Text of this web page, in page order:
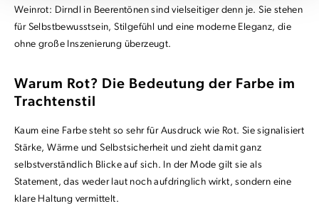
Weinrot: Dirndl in Beerentönen sind vielseitiger denn je. Sie stehen
für Selbstbewusstsein, Stilgefühl und eine moderne Eleganz, die
ohne große Inszenierung überzeugt.
Warum Rot? Die Bedeutung der Farbe im
Trachtenstil
Kaum eine Farbe steht so sehr für Ausdruck wie Rot. Sie signalisiert
Stärke, Wärme und Selbstsicherheit und zieht damit ganz
selbstverständlich Blicke auf sich. In der Mode gilt sie als
Statement, das weder laut noch aufdringlich wirkt, sondern eine
klare Haltung vermittelt.